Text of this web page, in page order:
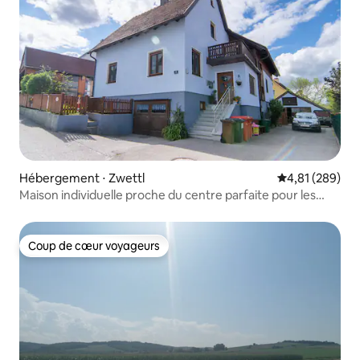
Hébergement ⋅ Zwettl Évaluation
4,81 (289)
Maison individuelle proche du centre parfaite pour les
Coup de cœur voyageurs
Coup de cœur voyageurs